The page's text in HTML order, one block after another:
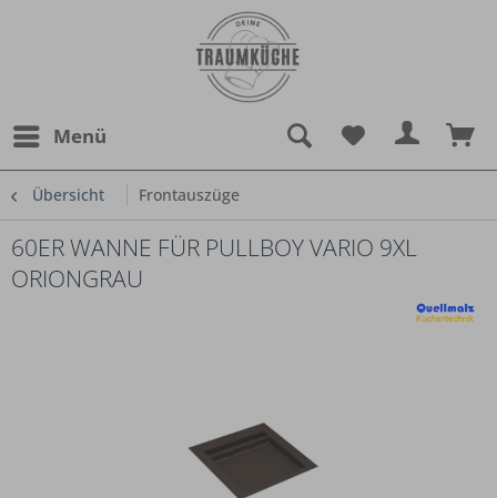
Menü
Übersicht Frontauszüge
60ER WANNE FÜR PULLBOY VARIO 9XL
ORIONGRAU